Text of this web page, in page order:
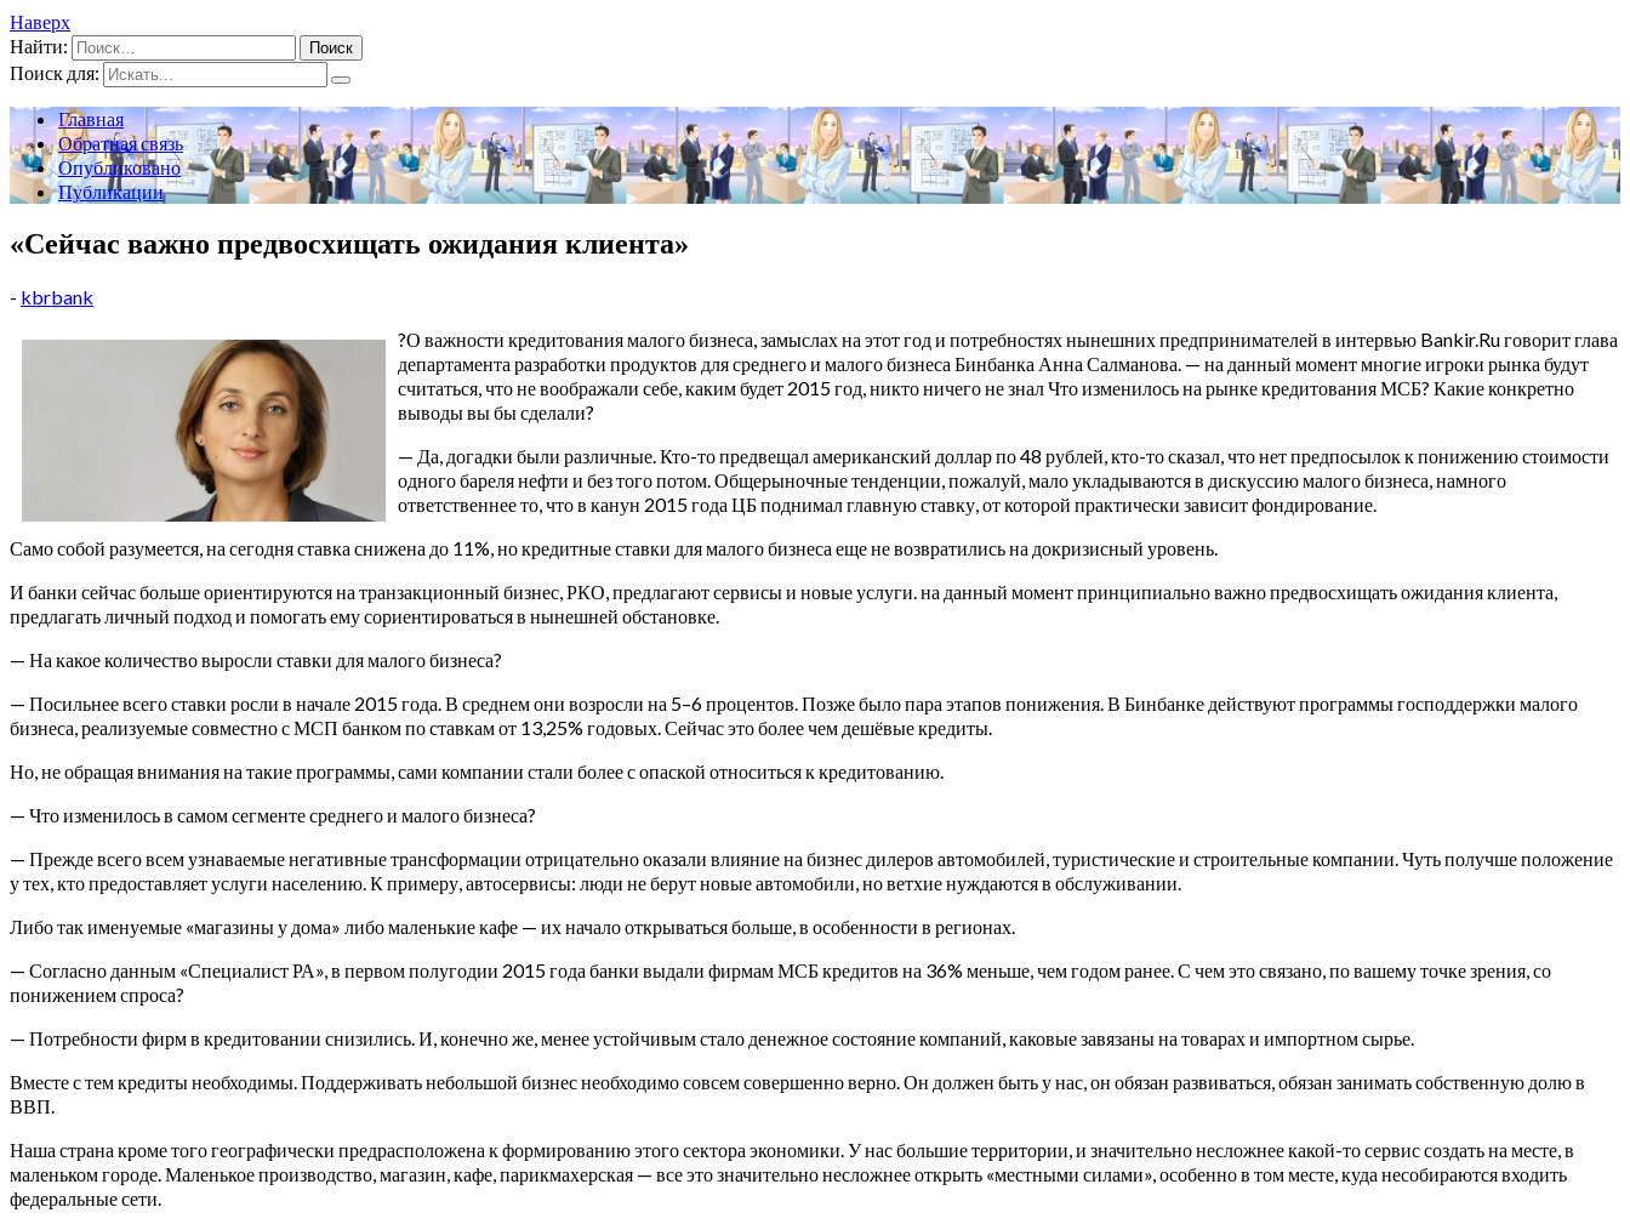
Наверх
Найти:
Поиск для:
Главная
Обратная связь
Опубликовано
Публикации
«Сейчас важно предвосхищать ожидания клиента»
- kbrbank
?О важности кредитования малого бизнеса, замыслах на этот год и потребностях нынешних предпринимателей в интервью Bankir.Ru говорит глава
департамента разработки продуктов для среднего и малого бизнеса Бинбанка Анна Салманова. — на данный момент многие игроки рынка будут
считаться, что не воображали себе, каким будет 2015 год, никто ничего не знал Что изменилось на рынке кредитования МСБ? Какие конкретно
выводы вы бы сделали?
— Да, догадки были различные. Кто-то предвещал американский доллар по 48 рублей, кто-то сказал, что нет предпосылок к понижению стоимости
одного бареля нефти и без того потом. Общерыночные тенденции, пожалуй, мало укладываются в дискуссию малого бизнеса, намного
ответственнее то, что в канун 2015 года ЦБ поднимал главную ставку, от которой практически зависит фондирование.
Само собой разумеется, на сегодня ставка снижена до 11%, но кредитные ставки для малого бизнеса еще не возвратились на докризисный уровень.
И банки сейчас больше ориентируются на транзакционный бизнес, РКО, предлагают сервисы и новые услуги. на данный момент принципиально важно предвосхищать ожидания клиента,
предлагать личный подход и помогать ему сориентироваться в нынешней обстановке.
— На какое количество выросли ставки для малого бизнеса?
— Посильнее всего ставки росли в начале 2015 года. В среднем они возросли на 5–6 процентов. Позже было пара этапов понижения. В Бинбанке действуют программы господдержки малого
бизнеса, реализуемые совместно с МСП банком по ставкам от 13,25% годовых. Сейчас это более чем дешёвые кредиты.
Но, не обращая внимания на такие программы, сами компании стали более с опаской относиться к кредитованию.
— Что изменилось в самом сегменте среднего и малого бизнеса?
— Прежде всего всем узнаваемые негативные трансформации отрицательно оказали влияние на бизнес дилеров автомобилей, туристические и строительные компании. Чуть получше положение
у тех, кто предоставляет услуги населению. К примеру, автосервисы: люди не берут новые автомобили, но ветхие нуждаются в обслуживании.
Либо так именуемые «магазины у дома» либо маленькие кафе — их начало открываться больше, в особенности в регионах.
— Согласно данным «Специалист РА», в первом полугодии 2015 года банки выдали фирмам МСБ кредитов на 36% меньше, чем годом ранее. С чем это связано, по вашему точке зрения, со
понижением спроса?
— Потребности фирм в кредитовании снизились. И, конечно же, менее устойчивым стало денежное состояние компаний, каковые завязаны на товарах и импортном сырье.
Вместе с тем кредиты необходимы. Поддерживать небольшой бизнес необходимо совсем совершенно верно. Он должен быть у нас, он обязан развиваться, обязан занимать собственную долю в
ВВП.
Наша страна кроме того географически предрасположена к формированию этого сектора экономики. У нас большие территории, и значительно несложнее какой-то сервис создать на месте, в
маленьком городе. Маленькое производство, магазин, кафе, парикмахерская — все это значительно несложнее открыть «местными силами», особенно в том месте, куда несобираются входить
федеральные сети.